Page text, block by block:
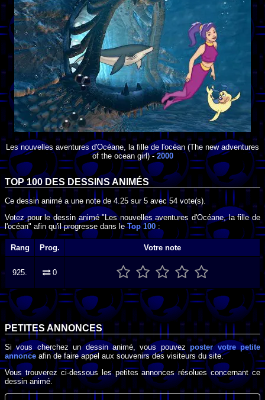
Les nouvelles aventures d'Océane, la fille de l'océan (The new adventures
of the ocean girl) -2000
TOP 100 DES DESSINS ANIMÉS
Ce dessin animé a une note de 4.25 sur 5 avec54 vote(s).
Votez pour le dessin animé "Les nouvelles aventures d'Océane, la fille de
l'océan" afin qu'il progresse dans leTop 100 :
Rang Prog. Votre note
925. 0
PETITES ANNONCES
Si vous cherchez un dessin animé, vous pouvezposter votre petite
annonce afin de faire appel aux souvenirs des visiteurs du site.
Vous trouverez ci-dessous les petites annonces résolues concernant ce
dessin animé.